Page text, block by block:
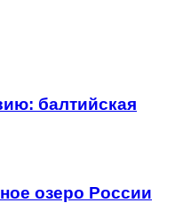
балтийская
озеро России